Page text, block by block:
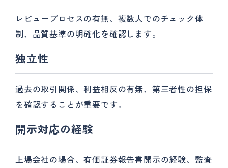
レビュープロセスの有無、複数人でのチェック体
制、品質基準の明確化を確認します。
独立性
過去の取引関係、利益相反の有無、第三者性の担保
を確認することが重要です。
開示対応の経験
上場会社の場合、有価証券報告書開示の経験、監査